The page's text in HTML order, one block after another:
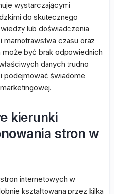
wystarczającymi
do skutecznego
wiedzy lub doświadczenia
marnotrawstwa czasu oraz
może być brak odpowiednich
danych trudno
podejmować świadome
kierunki
stron w
internetowych w
kształtowana przez kilka